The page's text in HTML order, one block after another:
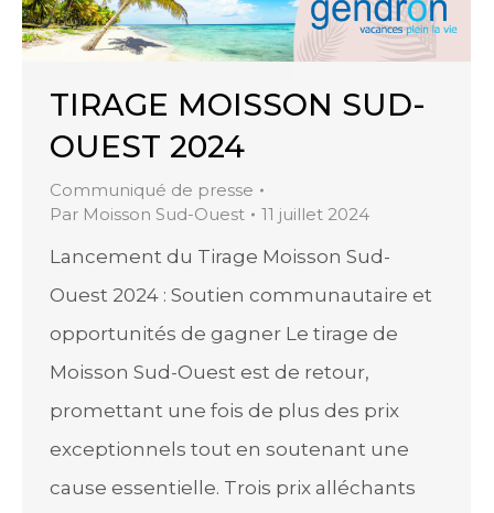
TIRAGE MOISSON SUD-
OUEST 2024
Communiqué de presse
Par Moisson Sud-Ouest 11 juillet 2024
Lancement du Tirage Moisson Sud-
Ouest 2024 : Soutien communautaire et
opportunités de gagner Le tirage de
Moisson Sud-Ouest est de retour,
promettant une fois de plus des prix
exceptionnels tout en soutenant une
cause essentielle. Trois prix alléchants